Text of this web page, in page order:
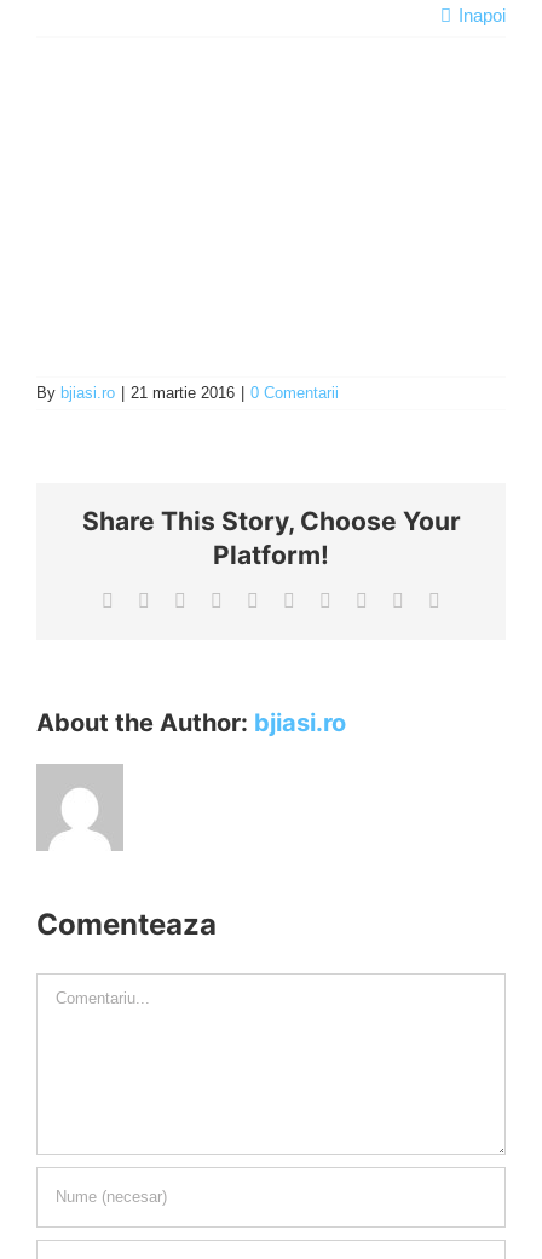
Inapoi
By bjiasi.ro | 21 martie 2016 | 0 Comentarii
Share This Story, Choose Your
Platform!
Facebook Reddit LinkedInWhatsApp
TumblrPinterest Xing
About the Author: bjiasi.ro
Comenteaza